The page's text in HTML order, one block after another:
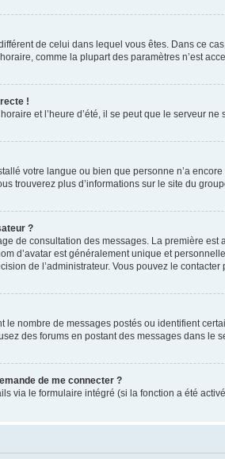
de celui dans lequel vous êtes. Dans ce
comme la plupart des paramètres n’est
!
et l’heure d’été, il se peut que le serveur
votre langue ou bien que personne n’a
trouverez plus d’informations sur le site du
?
de consultation des messages. La première
d’avatar est généralement unique et
de l’administrateur. Vous pouvez le
le nombre de messages postés ou identifient
des forums en postant des messages dans
de me connecter ?
via le formulaire intégré (si la fonction a été